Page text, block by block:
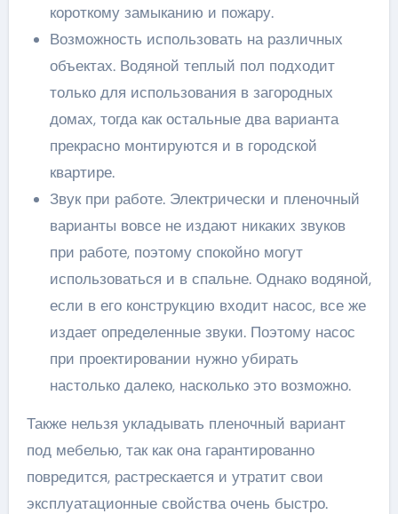
короткому замыканию и пожару.
Возможность использовать на различных
объектах. Водяной теплый пол подходит
только для использования в загородных
домах, тогда как остальные два варианта
прекрасно монтируются и в городской
квартире.
Звук при работе. Электрически и пленочный
варианты вовсе не издают никаких звуков
при работе, поэтому спокойно могут
использоваться и в спальне. Однако водяной,
если в его конструкцию входит насос, все же
издает определенные звуки. Поэтому насос
при проектировании нужно убирать
настолько далеко, насколько это возможно.
Также нельзя укладывать пленочный вариант
под мебелью, так как она гарантированно
повредится, растрескается и утратит свои
эксплуатационные свойства очень быстро.